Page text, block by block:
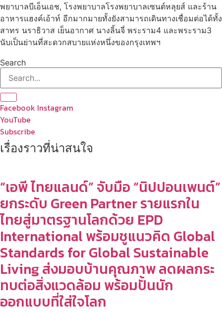
พยาบาลบีเอ็นเอช, โรงพยาบาลโรงพยาบาลเซนต์หลุยส์ และร้าน
อาหารแฮงค์เอ้าท์ อีกมากมายทั้งยังสามารถเดินทางเชื่อมต่อได้ทั้ง
สาทร นราธิวาส เย็นอากาศ นางลิ้นจี่ พระราม4 และพระราม3
นับเป็นย่านที่สะดวกสบายแห่งหนึ่งของกรุงเทพฯ
Search
Facebook Instagram
YouTube
Subscribe
เรื่องราวที่น่าสนใจ
“เอพี ไทยแลนด์” จับมือ “นิปปอนเพนต์”
ยกระดับ Green Partner รายแรกใน
ไทยสู่มาตรฐานโลกด้วย EPD
International พร้อมชูแนวคิด Global
Standards for Global Sustainable
Living ส่งมอบบ้านคุณภาพ ลดผลกระ
ทบต่อสิ่งแวดล้อม พร้อมปั้นนัก
ออกแบบที่ใส่ใจโลก